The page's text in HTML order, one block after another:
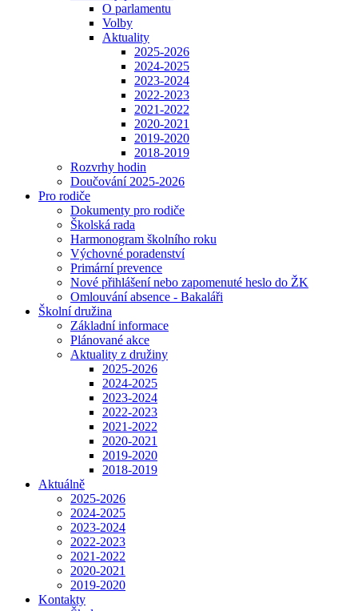
O parlamentu
Volby
Aktuality
2025-2026
2024-2025
2023-2024
2022-2023
2021-2022
2020-2021
2019-2020
2018-2019
Rozvrhy hodin
Doučování 2025-2026
Pro rodiče
Dokumenty pro rodiče
Školská rada
Harmonogram školního roku
Výchovné poradenství
Primární prevence
Nové přihlášení nebo zapomenuté heslo do ŽK
Omlouvání absence - Bakaláři
Školní družina
Základní informace
Plánované akce
Aktuality z družiny
2025-2026
2024-2025
2023-2024
2022-2023
2021-2022
2020-2021
2019-2020
2018-2019
Aktuálně
2025-2026
2024-2025
2023-2024
2022-2023
2021-2022
2020-2021
2019-2020
Kontakty